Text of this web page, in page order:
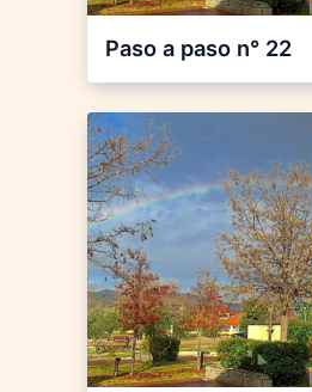
Paso a paso n° 22